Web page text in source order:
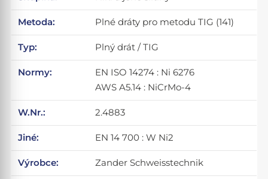
Metoda: Plné dráty pro metodu TIG (141)
Typ: Plný drát / TIG
Normy:
EN ISO 14274 : Ni 6276
AWS A5.14 : NiCrMo-4
W.Nr.: 2.4883
Jiné: EN 14 700 : W Ni2
Výrobce: Zander Schweisstechnik